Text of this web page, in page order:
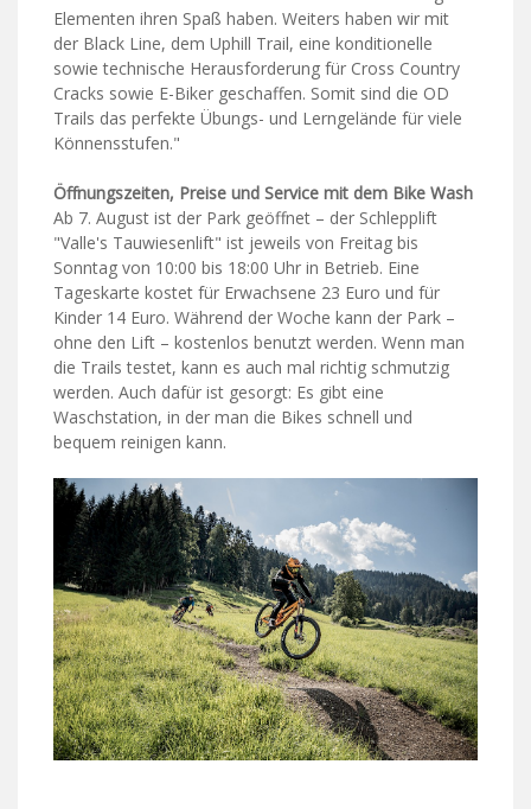
Elementen ihren Spaß haben. Weiters haben wir mit
der Black Line, dem Uphill Trail, eine konditionelle
sowie technische Herausforderung für Cross Country
Cracks sowie E-Biker geschaffen. Somit sind die OD
Trails das perfekte Übungs- und Lerngelände für viele
Könnensstufen."
Öffnungszeiten, Preise und Service mit dem Bike Wash
Ab 7. August ist der Park geöffnet – der Schlepplift
"Valle's Tauwiesenlift" ist jeweils von Freitag bis
Sonntag von 10:00 bis 18:00 Uhr in Betrieb. Eine
Tageskarte kostet für Erwachsene 23 Euro und für
Kinder 14 Euro. Während der Woche kann der Park –
ohne den Lift – kostenlos benutzt werden. Wenn man
die Trails testet, kann es auch mal richtig schmutzig
werden. Auch dafür ist gesorgt: Es gibt eine
Waschstation, in der man die Bikes schnell und
bequem reinigen kann.